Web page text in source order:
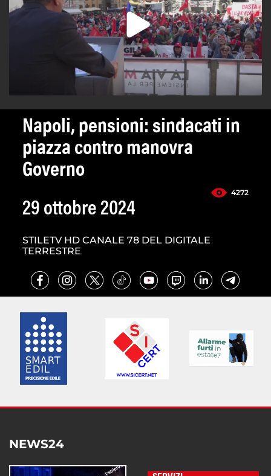
Napoli, pensioni: sindacati in
piazza contro manovra
Governo
4272
29 ottobre 2024
STILETV HD CANALE 78 DEL DIGITALE
TERRESTRE
NEWS24